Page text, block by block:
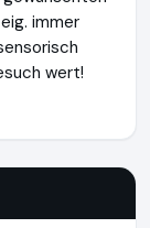
immer
wert!